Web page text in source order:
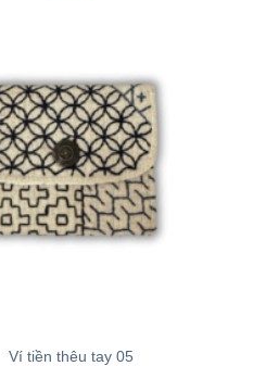
Ví tiền thêu tay 05